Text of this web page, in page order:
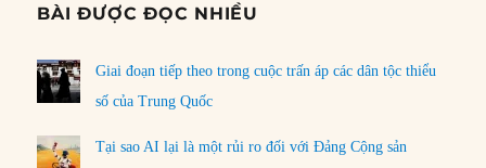
BÀI ĐƯỢC ĐỌC NHIỀU
Giai đoạn tiếp theo trong cuộc trấn áp các dân tộc thiểu
số của Trung Quốc
Tại sao AI lại là một rủi ro đối với Đảng Cộng sản